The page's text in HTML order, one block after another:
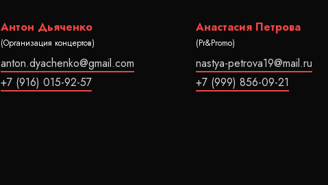
Антон Дьяченко
(Организация концертов)
anton.dyachenko@gmail.com
+7 (916) 015-92-57
Анастасия Петрова
(Pr&Promo)
nastya-petrova19@mail.ru
+7 (999) 856-09-21